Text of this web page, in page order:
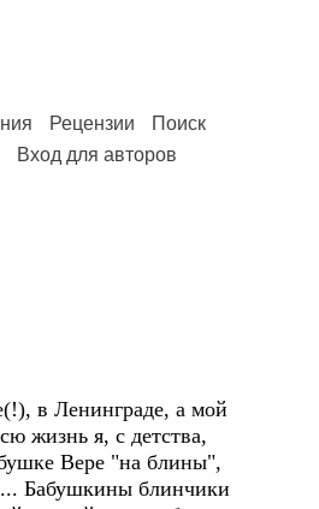
Рецензии
Поиск
Вход для авторов
в Ленинграде, а мой
жизнь я, с детства,
Вере "на блины",
Бабушкины блинчики